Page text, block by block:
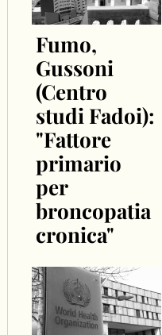
Fumo,
Gussoni
(Centro
studi Fadoi):
"Fattore
primario
per
broncopatia
cronica"